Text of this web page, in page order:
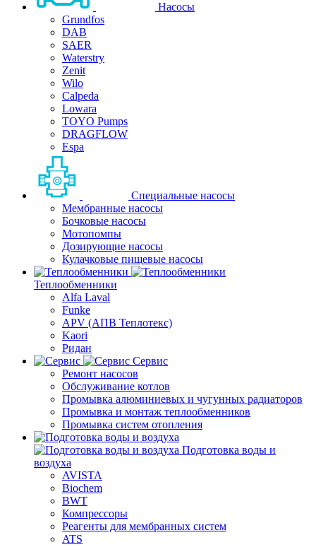
Насосы
Grundfos
DAB
SAER
Waterstry
Zenit
Wilo
Calpeda
Lowara
TOYO Pumps
DRAGFLOW
Espa
Специальные насосы
Мембранные насосы
Бочковые насосы
Мотопомпы
Дозирующие насосы
Кулачковые пищевые насосы
Теплообменники
Alfa Laval
Funke
APV (АПВ Теплотекс)
Kaori
Ридан
Сервис
Ремонт насосов
Обслуживание котлов
Промывка алюминиевых и чугунных радиаторов
Промывка и монтаж теплообменников
Промывка систем отопления
Подготовка воды и
воздуха
AVISTA
Biochem
BWT
Компрессоры
Реагенты для мембранных систем
ATS